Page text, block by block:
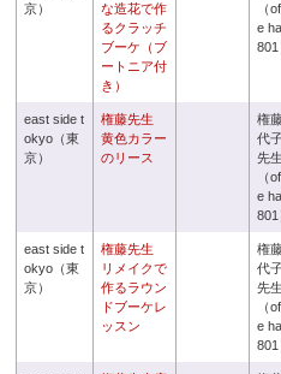
京）
な造花で作
るクラッチ
ブーケ（ブ
ートニア付
き）
（
e
801
east side t
okyo（東
京）
権藤先生
黄色カラー
のリース
権
代
先生
（
e
801
east side t
okyo（東
京）
権藤先生
リメイクで
作るラウン
ドブーケレ
ッスン
権
代
先生
（
e
801